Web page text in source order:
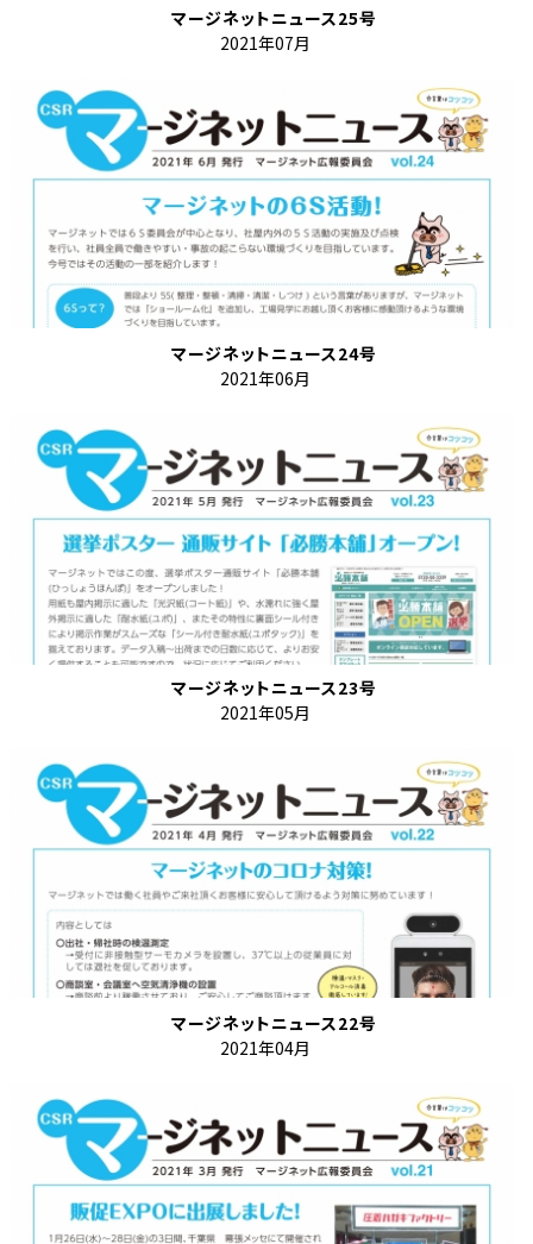
マージネットニュース25号
2021年07月
マージネットニュース24号
2021年06月
マージネットニュース23号
2021年05月
マージネットニュース22号
2021年04月